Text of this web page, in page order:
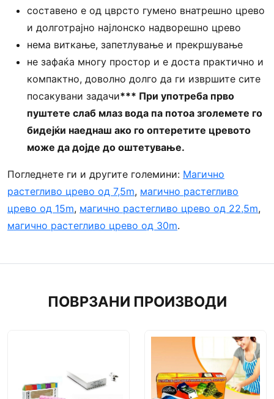
составено е од цврсто гумено внатрешно црево
и долготрајно најлонско надворешно црево
нема виткање, запетлување и прекршување
не зафаќа многу простор и е доста практично и
компактно, доволно долго да ги извршите сите
посакувани задачи*** При употреба прво
пуштете слаб млаз вода па потоа зголемете го
бидејќи наеднаш ако го оптеретите цревото
може да дојде до оштетување.
Погледнете ги и другите големини: Магично
растегливо црево од 7,5m, магично растегливо
црево од 15m, магично растегливо црево од 22,5m,
магично растегливо црево од 30m.
ПОВРЗАНИ ПРОИЗВОДИ